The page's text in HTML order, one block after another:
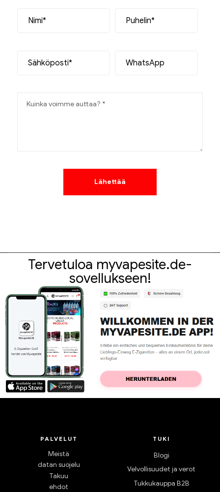
Tervetuloa myvapesite.de-
sovellukseen!
PALVELUT
Meistä
datan suojelu
Takuu
ehdot
TUKI
Blogi
Velvollisuudet ja verot
Tukkukauppa B2B